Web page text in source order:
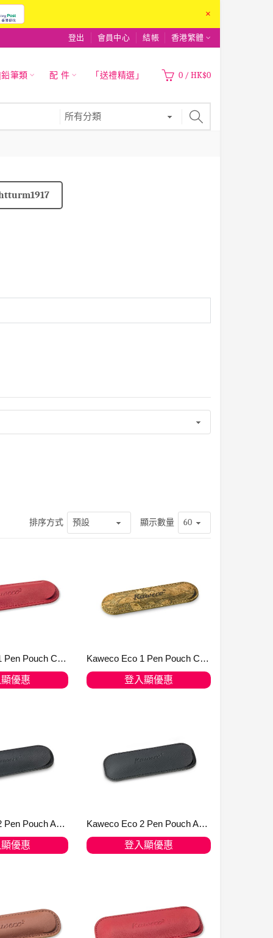
×
登出 會員中心 結帳 香港繁體
筆類 配 件 「送禮精選」 0 / HK$0
排序方式 顯示數量
Kaweco Eco 1 Pen Pouch Chilli Pepper for SPORT
優惠
Kaweco Eco 1 Pen Pouch Cork Leather for Liliput
登入顯優惠
Kaweco Eco 2 Pen Pouch Apple Leather for Liliput
優惠
Kaweco Eco 2 Pen Pouch Apple Leather for Sport
登入顯優惠